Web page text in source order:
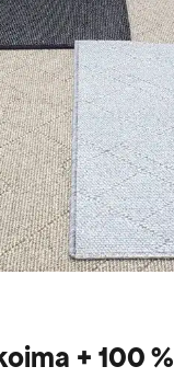
+ 100 %